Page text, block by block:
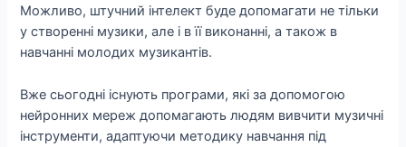
Можливо, штучний інтелект буде допомагати не тільки
у створенні музики, але і в її виконанні, а також в
навчанні молодих музикантів.
Вже сьогодні існують програми, які за допомогою
нейронних мереж допомагають людям вивчити музичні
інструменти, адаптуючи методику навчання під